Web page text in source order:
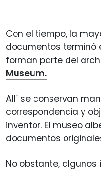
Con el tiempo, la
documentos terminó
forman parte del
Museum.
Allí se conservan
correspondencia y
inventor. El museo
documentos
No obstante,